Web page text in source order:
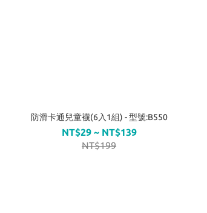
防滑卡通兒童襪(6入1組) - 型號:B550
NT$29 ~ NT$139
NT$199